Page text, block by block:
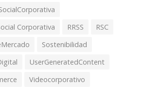
Corporativa
RRSS
RSC
Sostenibilidad
UserGeneratedContent
Videocorporativo